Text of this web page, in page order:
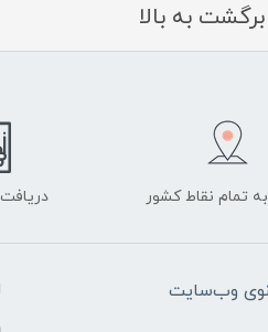
برگشت به بالا
تمام نقاط کشور
وب‌سایت